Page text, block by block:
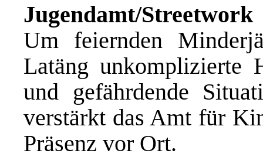
Jugendamt/Streetwork
Um feiernden
Latäng unkomplizierte
und gefährdende
verstärkt das Amt für
Präsenz vor Ort.